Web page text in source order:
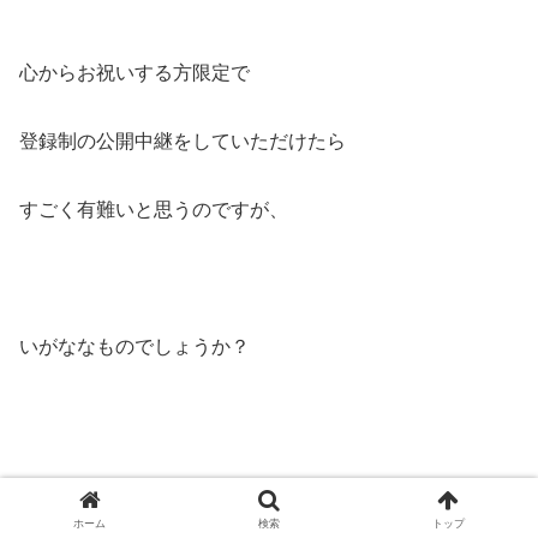
心からお祝いする方限定で
登録制の公開中継をしていただけたら
すごく有難いと思うのですが、
いがななものでしょうか？
ホーム 検索 トップ